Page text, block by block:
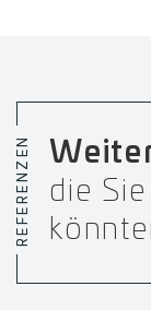
REFERENZEN
die